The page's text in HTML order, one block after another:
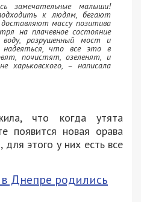
замечательные малыши!
к людям, бегают
массу позитива
на плачевное состояние
разрушенный мост и
что все это в
почистят, озеленят, и
харьковского, – написала
что когда утята
появится новая орава
этого у них есть все
Днепре родились